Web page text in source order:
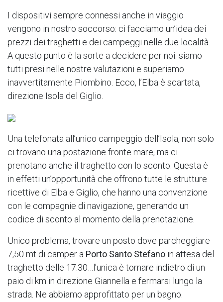
I dispositivi sempre connessi anche in viaggio
vengono in nostro soccorso: ci facciamo un’idea dei
prezzi dei traghetti e dei campeggi nelle due località.
A questo punto è la sorte a decidere per noi: siamo
tutti presi nelle nostre valutazioni e superiamo
inavvertitamente Piombino. Ecco, l’Elba è scartata,
direzione Isola del Giglio.
Una telefonata all’unico campeggio dell’Isola, non solo
ci trovano una postazione fronte mare, ma ci
prenotano anche il traghetto con lo sconto. Questa è
in effetti un’opportunità che offrono tutte le strutture
ricettive di Elba e Giglio, che hanno una convenzione
con le compagnie di navigazione, generando un
codice di sconto al momento della prenotazione.
Unico problema, trovare un posto dove parcheggiare
7,50 mt di camper a Porto Santo Stefano in attesa del
traghetto delle 17.30…l’unica è tornare indietro di un
paio di km in direzione Giannella e fermarsi lungo la
strada. Ne abbiamo approfittato per un bagno.